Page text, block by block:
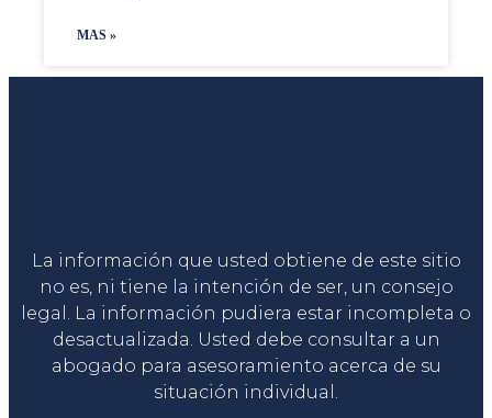
MAS »
La información que usted obtiene de este sitio
no es, ni tiene la intención de ser, un consejo
legal. La información pudiera estar incompleta o
desactualizada. Usted debe consultar a un
abogado para asesoramiento acerca de su
situación individual.